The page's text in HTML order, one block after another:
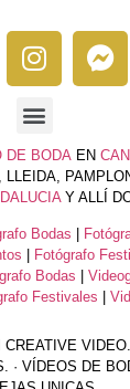
DE BODA EN
LLEIDA,
Y ALLÍ
Bodas
Fotógrafo
Bodas
Festivales
· VÍDEOS DE